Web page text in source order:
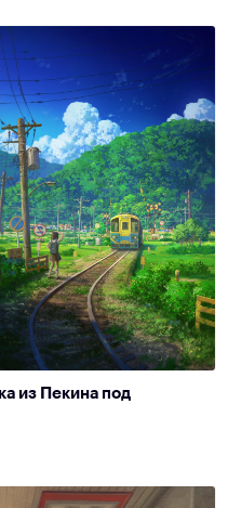
из Пекина под